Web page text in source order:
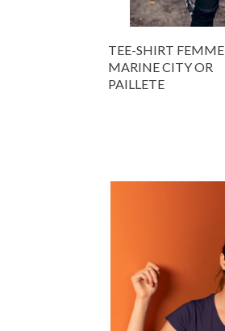
TEE-SHIRT FEMME
MARINE CITY OR
PAILLETE